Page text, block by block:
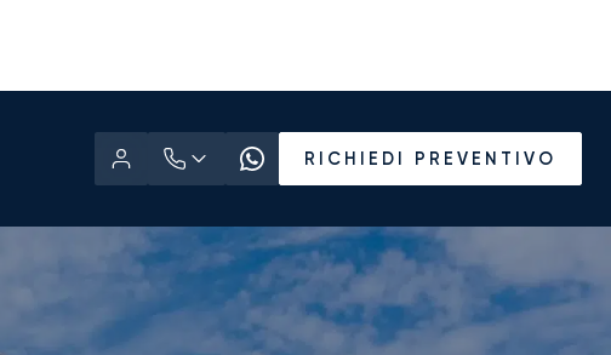
RICHIEDI PREVENTIVO